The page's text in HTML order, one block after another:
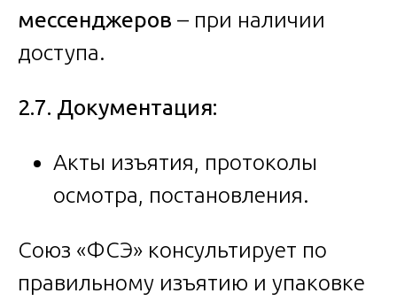
мессенджеров – при наличии
доступа.
2.7. Документация:
Акты изъятия, протоколы
осмотра, постановления.
Союз «ФСЭ» консультирует по
правильному изъятию и упаковке